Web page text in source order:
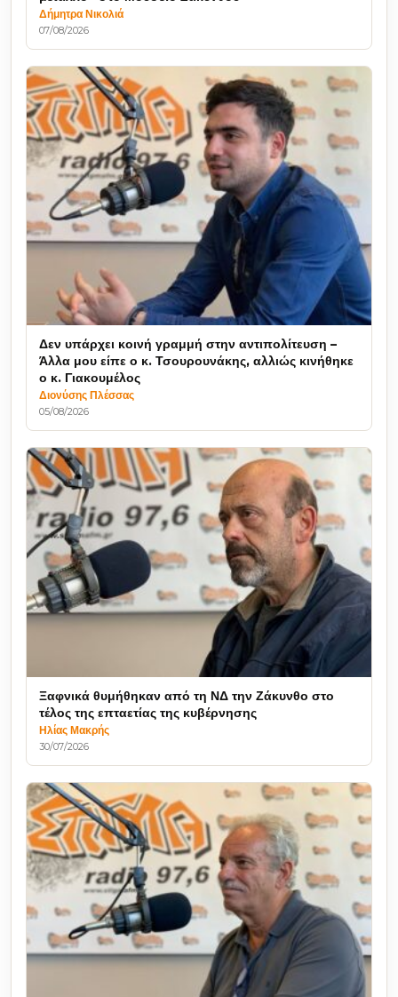
Δήμητρα Νικολιά
07/08/2026
Δεν υπάρχει κοινή γραμμή στην αντιπολίτευση –
Άλλα μου είπε ο κ. Τσουρουνάκης, αλλιώς κινήθηκε
ο κ. Γιακουμέλος
Διονύσης Πλέσσας
05/08/2026
Ξαφνικά θυμήθηκαν από τη ΝΔ την Ζάκυνθο στο
τέλος της επταετίας της κυβέρνησης
Ηλίας Μακρής
30/07/2026